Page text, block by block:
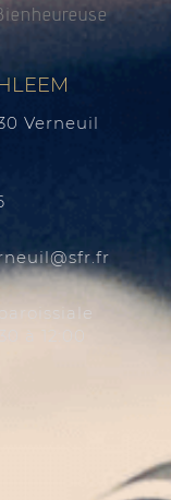
Verneuil
rf.rfs
à 12:00